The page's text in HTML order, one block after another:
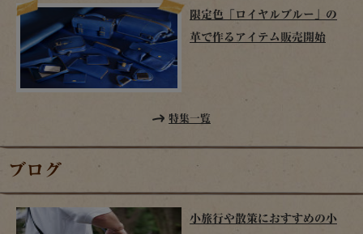
限定色「ロイヤルブルー」の
革で作るアイテム販売開始
特集一覧
ブログ
小旅行や散策におすすめの小